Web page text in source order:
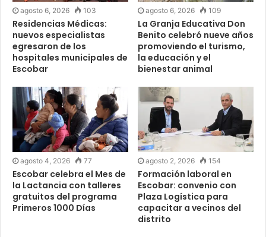
agosto 6, 2026 103
Residencias Médicas:
nuevos especialistas
egresaron de los
hospitales municipales de
Escobar
agosto 6, 2026 109
La Granja Educativa Don
Benito celebró nueve años
promoviendo el turismo,
la educación y el
bienestar animal
agosto 4, 2026 77
Escobar celebra el Mes de
la Lactancia con talleres
gratuitos del programa
Primeros 1000 Días
agosto 2, 2026 154
Formación laboral en
Escobar: convenio con
Plaza Logística para
capacitar a vecinos del
distrito